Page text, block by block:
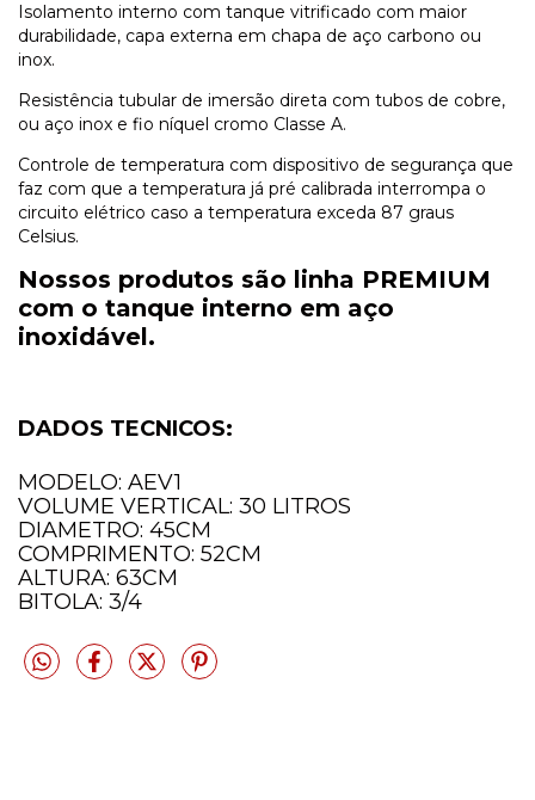
Isolamento interno com tanque vitrificado com maior
durabilidade, capa externa em chapa de aço carbono ou
inox.
Resistência tubular de imersão direta com tubos de cobre,
ou aço inox e fio níquel cromo Classe A.
Controle de temperatura com dispositivo de segurança que
faz com que a temperatura já pré calibrada interrompa o
circuito elétrico caso a temperatura exceda 87 graus
Celsius.
Nossos produtos são linha PREMIUM
com o tanque interno em aço
inoxidável.
DADOS TECNICOS:
MODELO: AEV1
VOLUME VERTICAL: 30 LITROS
DIAMETRO: 45CM
COMPRIMENTO: 52CM
ALTURA: 63CM
BITOLA: 3/4